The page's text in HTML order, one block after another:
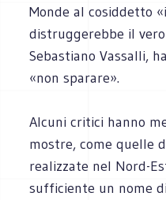
Monde al cosiddetto
distruggerebbe il
Sebastiano Vassalli,
«non sparare».
Alcuni critici hanno
mostre, come quelle
realizzate nel Nord-
sufficiente un nome